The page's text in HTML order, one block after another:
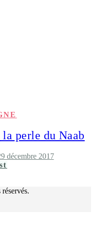
perle du Naab
décembre 2017